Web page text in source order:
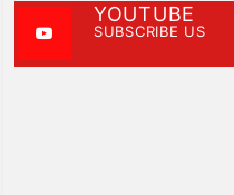
YOUTUBE
SUBSCRIBE US